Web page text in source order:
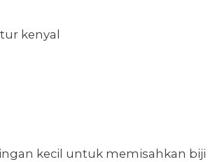
kenyal
kecil untuk memisahkan biji